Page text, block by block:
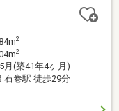
換 ●ハウスクリー
2
2
月(築41年4ヶ月)
石巻駅 徒歩29分